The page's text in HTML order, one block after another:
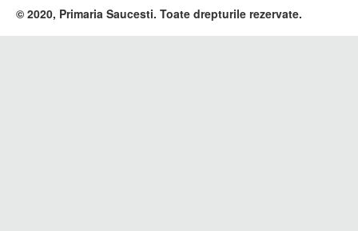
© 2020, Primaria Saucesti. Toate drepturile rezervate.